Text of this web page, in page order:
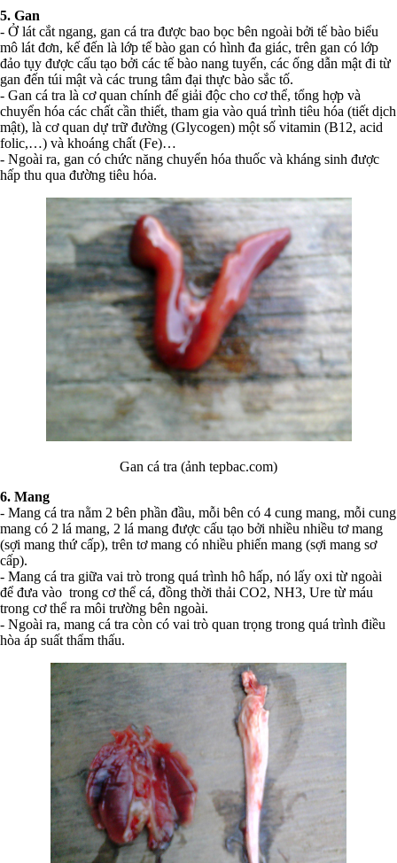
5. Gan
- Ở lát cắt ngang, gan cá tra được bao bọc bên ngoài bởi tế bào biểu
mô lát đơn, kế đến là lớp tế bào gan có hình đa giác, trên gan có lớp
đảo tụy được cấu tạo bởi các tế bào nang tuyến, các ống dẫn mật đi từ
gan đến túi mật và các trung tâm đại thực bào sắc tố.
- Gan cá tra là cơ quan chính để giải độc cho cơ thể, tổng hợp và
chuyển hóa các chất cần thiết, tham gia vào quá trình tiêu hóa (tiết dịch
mật), là cơ quan dự trữ đường (Glycogen) một số vitamin (B12, acid
folic,…) và khoáng chất (Fe)…
- Ngoài ra, gan có chức năng chuyển hóa thuốc và kháng sinh được
hấp thu qua đường tiêu hóa.
Gan cá tra (ảnh tepbac.com)
6. Mang
- Mang cá tra nằm 2 bên phần đầu, mỗi bên có 4 cung mang, mỗi cung
mang có 2 lá mang, 2 lá mang được cấu tạo bởi nhiều nhiều tơ mang
(sợi mang thứ cấp), trên tơ mang có nhiều phiến mang (sợi mang sơ
cấp).
- Mang cá tra giữa vai trò trong quá trình hô hấp, nó lấy oxi từ ngoài
để đưa vào trong cơ thể cá, đồng thời thải CO2, NH3, Ure từ máu
trong cơ thể ra môi trường bên ngoài.
- Ngoài ra, mang cá tra còn có vai trò quan trọng trong quá trình điều
hòa áp suất thẩm thấu.